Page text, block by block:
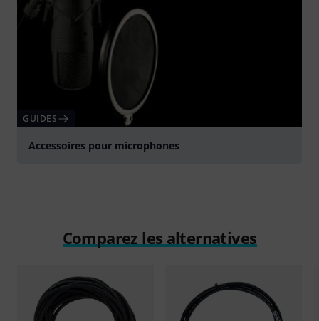
GUIDES
Accessoires pour microphones
Comparez les alternatives